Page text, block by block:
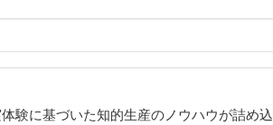
験に基づいた知的生産のノウハウが詰め込